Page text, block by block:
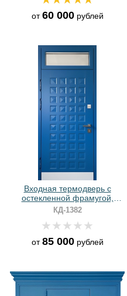
от60 000рублей
Входная термодверь с
остекленной фрамугой,
отбойником и синими панелями
МДФ
КД-1382
от85 000рублей